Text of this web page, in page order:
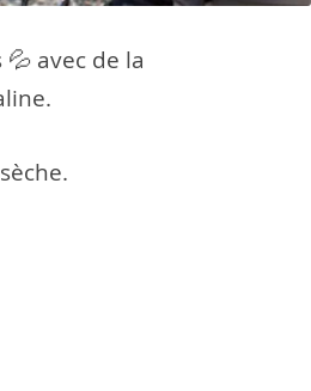
avec de la